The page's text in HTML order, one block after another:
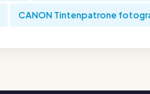
CANON Tintenpatrone